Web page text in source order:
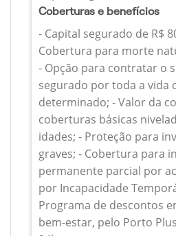
Coberturas e benefícios
- Capital segurado de R$
Cobertura para morte
- Opção para contratar o
segurado por toda a vida
determinado; - Valor da
coberturas básicas
idades; - Proteção para
graves; - Cobertura para
permanente parcial por
por Incapacidade
Programa de descontos
bem-estar, pelo Porto